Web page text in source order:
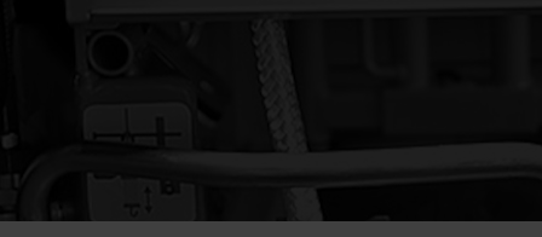
Salgs- og